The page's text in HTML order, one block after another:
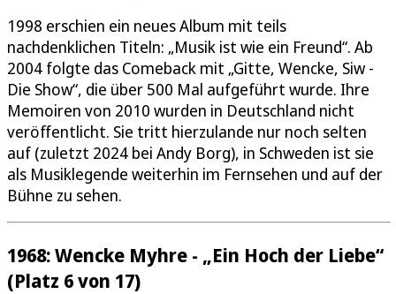
1998 erschien ein neues Album mit teils
nachdenklichen Titeln: „Musik ist wie ein Freund“. Ab
2004 folgte das Comeback mit „Gitte, Wencke, Siw -
Die Show“, die über 500 Mal aufgeführt wurde. Ihre
Memoiren von 2010 wurden in Deutschland nicht
veröffentlicht. Sie tritt hierzulande nur noch selten
auf (zuletzt 2024 bei Andy Borg), in Schweden ist sie
als Musiklegende weiterhin im Fernsehen und auf der
Bühne zu sehen.
1968: Wencke Myhre - „Ein Hoch der Liebe“
(Platz 6 von 17)